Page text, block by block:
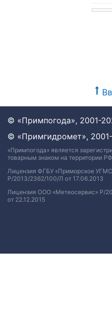
© «Примпогода», 2001-
© «Примгидромет»,
«Примпогода» является
товарным знаком на территории
Лицензия ФГБУ «Приморское
Р/2013/2362/100/Л от 17.06.2013
Лицензия ООО «Метеосервис» Р/
от 22.12.2015